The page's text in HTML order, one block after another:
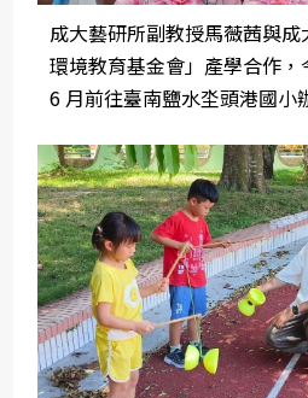
成大藝研所副教授馬薇茜與
環境教育基金會」產學合作
6 月前往臺南鹽水坔頭港國小